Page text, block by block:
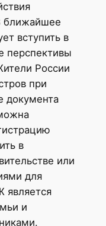
ближайшее
вступить в
перспективы
России
при
документа
в
или
для
является
и